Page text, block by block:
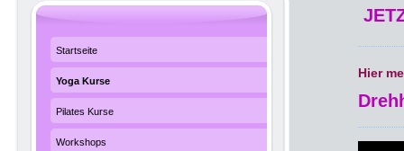
Hier
Startseite
Yoga Kurse
Pilates Kurse
Workshops